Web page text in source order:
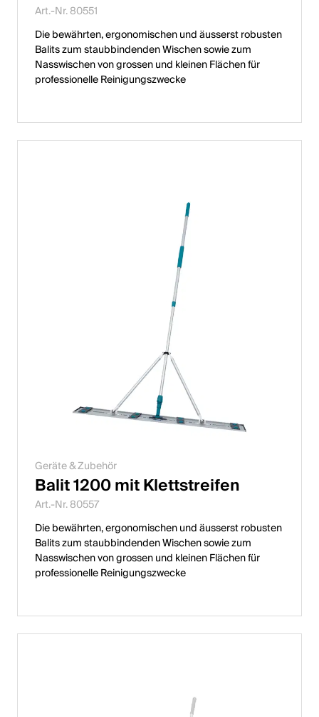
Art.-Nr. 80551
Die bewährten, ergonomischen und äusserst robusten
Balits zum staubbindenden Wischen sowie zum
Nasswischen von grossen und kleinen Flächen für
professionelle Reinigungszwecke
Geräte & Zubehör
Balit 1200 mit Klettstreifen
Art.-Nr. 80557
Die bewährten, ergonomischen und äusserst robusten
Balits zum staubbindenden Wischen sowie zum
Nasswischen von grossen und kleinen Flächen für
professionelle Reinigungszwecke